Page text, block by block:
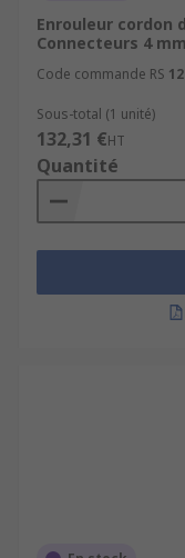
Enrouleur cordon
Connecteurs 4
Code commande RS
Sous-total (1 unité)
132,31 €HT
Quantité